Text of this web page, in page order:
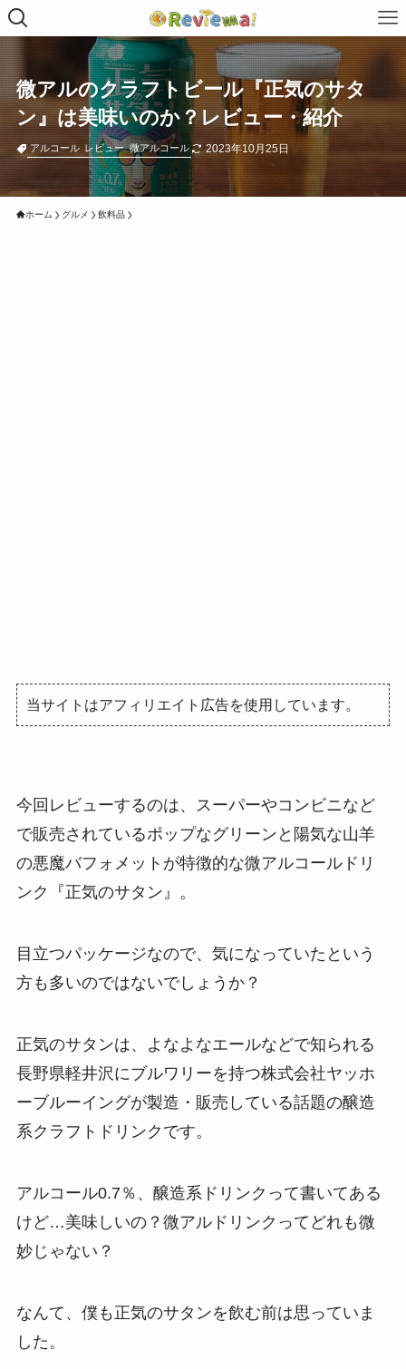
微アルのクラフトビール『正気のサタ
ン』は美味いのか？レビュー・紹介
アルコール レビュー 微アルコール 2023年10月25日
ホーム グルメ 飲料品
当サイトはアフィリエイト広告を使用しています。
今回レビューするのは、スーパーやコンビニなど
で販売されているポップなグリーンと陽気な山羊
の悪魔バフォメットが特徴的な微アルコールドリ
ンク『正気のサタン』。
目立つパッケージなので、気になっていたという
方も多いのではないでしょうか？
正気のサタンは、よなよなエールなどで知られる
長野県軽井沢にブルワリーを持つ株式会社ヤッホ
ーブルーイングが製造・販売している話題の醸造
系クラフトドリンクです。
アルコール0.7％、醸造系ドリンクって書いてある
けど…美味しいの？微アルドリンクってどれも微
妙じゃない？
なんて、僕も正気のサタンを飲む前は思っていま
した。